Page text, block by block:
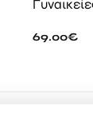
69.00€